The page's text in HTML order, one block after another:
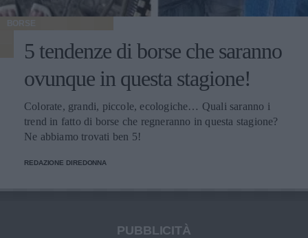
BORSE
5 tendenze di borse che saranno
ovunque in questa stagione!
Colorate, grandi, piccole, ecologiche… Quali saranno i
trend in fatto di borse che regneranno in questa stagione?
Ne abbiamo trovati ben 5!
REDAZIONE DIREDONNA
PUBBLICITÀ